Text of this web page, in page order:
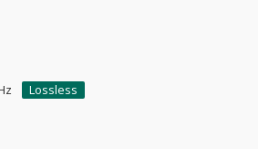
Lossless